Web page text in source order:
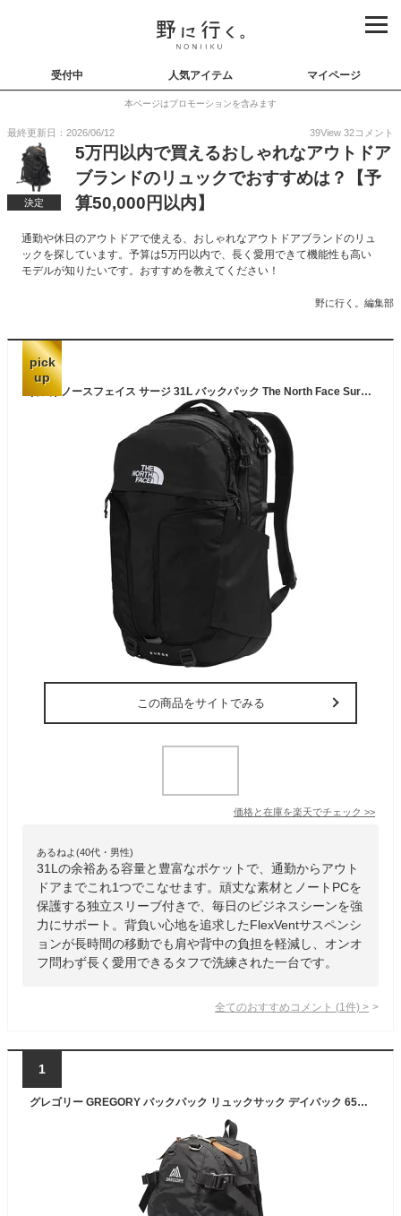
受付中 人気アイテム マイページ
本ページはプロモーションを含みます
最終更新日：2026/06/12 39View 32コメント
決定
5万円以内で買えるおしゃれなアウトドア
ブランドのリュックでおすすめは？【予
算50,000円以内】
通勤や休日のアウトドアで使える、おしゃれなアウトドアブランドのリュ
ックを探しています。予算は5万円以内で、長く愛用できて機能性も高い
モデルが知りたいです。おすすめを教えてください！
野に行く。編集部
pick
up
(取寄) ノースフェイス サージ 31L バックパック The North Face Surge 31L Backpack TNF Black/TNF Black-NPF
この商品をサイトでみる
価格と在庫を楽天でチェック >>
あるねよ(40代・男性)
31Lの余裕ある容量と豊富なポケットで、通勤からアウト
ドアまでこれ1つでこなせます。頑丈な素材とノートPCを
保護する独立スリーブ付きで、毎日のビジネスシーンを強
力にサポート。背負い心地を追求したFlexVentサスペンシ
ョンが長時間の移動でも肩や背中の負担を軽減し、オンオ
フ問わず長く愛用できるタフで洗練された一台です。
全てのおすすめコメント (1 件) >
1
グレゴリー GREGORY バックパック リュックサック デイパック 65150 1041 CLASSIC DAY.5PC デイアンドハーフパック BLACK ブラック